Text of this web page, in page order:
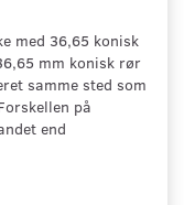
med 36,65 konisk
mm konisk rør
samme sted som
på
end